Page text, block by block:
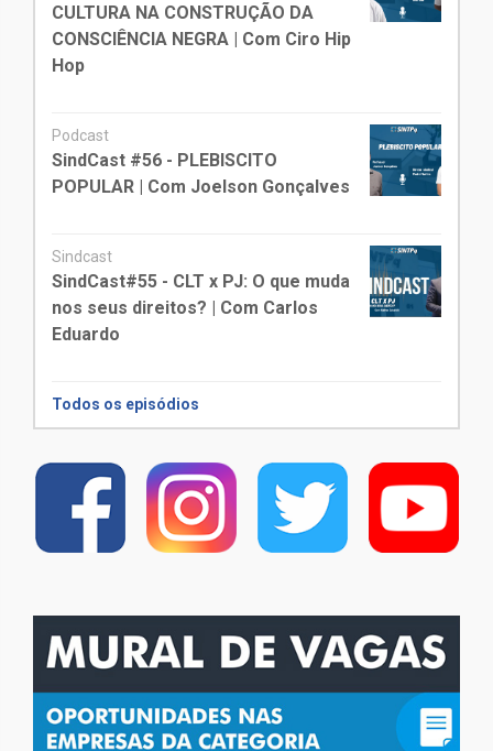
CULTURA NA CONSTRUÇÃO DA
CONSCIÊNCIA NEGRA | Com Ciro Hip
Hop
Podcast
SindCast #56 - PLEBISCITO
POPULAR | Com Joelson Gonçalves
Sindcast
SindCast#55 - CLT x PJ: O que muda
nos seus direitos? | Com Carlos
Eduardo
Todos os episódios